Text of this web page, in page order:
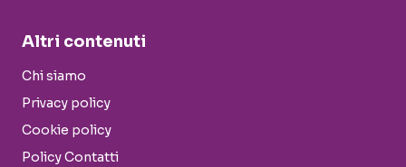
Altri contenuti
Chi siamo
Privacy policy
Cookie policy
Policy Contatti